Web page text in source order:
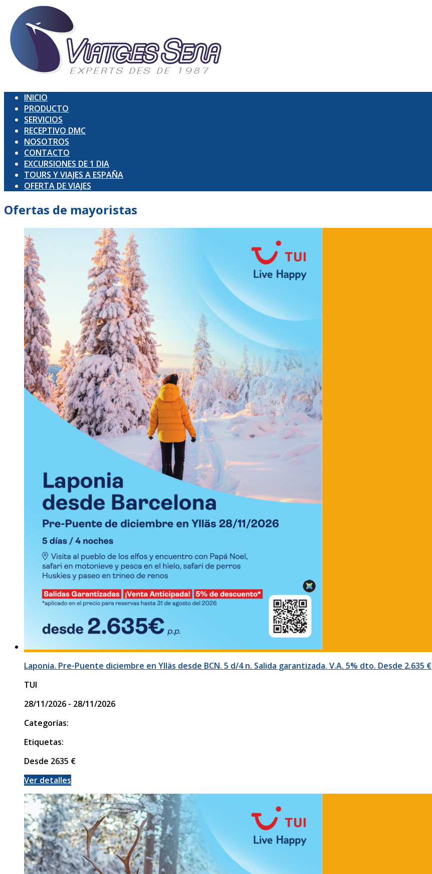
INICIO
PRODUCTO
SERVICIOS
RECEPTIVO DMC
NOSOTROS
CONTACTO
EXCURSIONES DE 1 DIA
TOURS Y VIAJES A ESPAÑA
OFERTA DE VIAJES
Ofertas de mayoristas
Laponia. Pre-Puente diciembre en Ylläs desde BCN. 5 d/4 n. Salida garantizada. V.A. 5% dto. Desde 2.635 €
TUI
28/11/2026 - 28/11/2026
Categorías:
Etiquetas:
Desde 2635 €
Ver detalles